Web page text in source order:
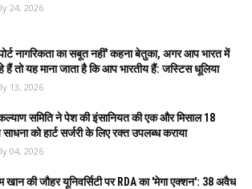
24, 2026
नागरिकता का सबूत नहीं' कहना बेतुका, अगर आप भारत में
हैं तो यह माना जाता है कि आप भारतीय हैं: जस्टिस धूलिया
13, 2026
समिति ने पेश की इंसानियत की एक और मिसाल 18
साधना को हार्ट सर्जरी के लिए रक्त उपलब्ध कराया
04, 2026
की जौहर यूनिवर्सिटी पर RDA का 'मेगा एक्शन': 38 अवैध